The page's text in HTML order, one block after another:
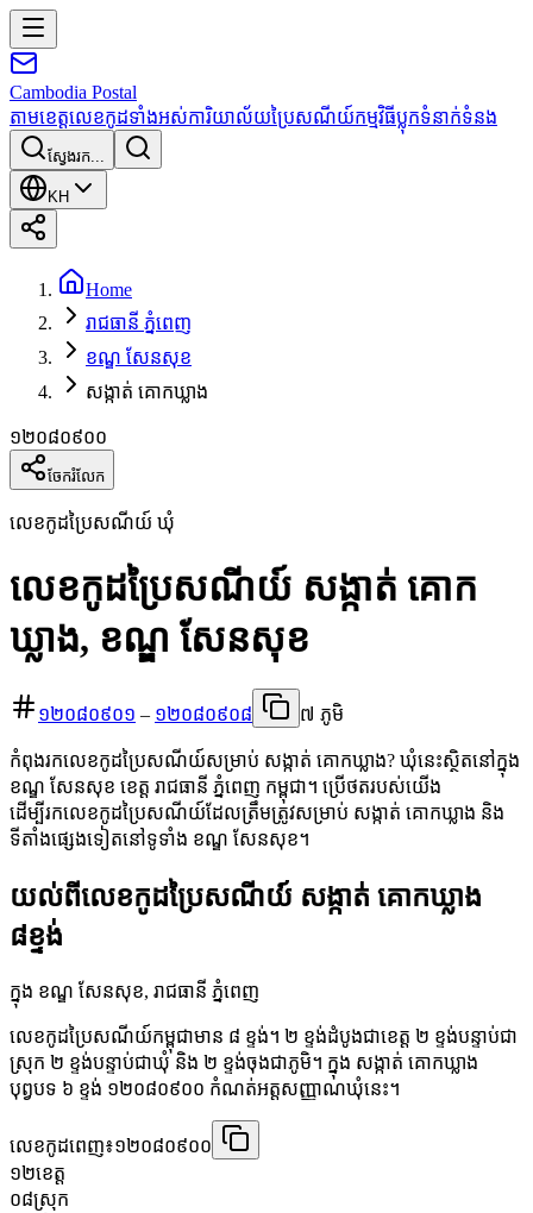
Cambodia Postal
តាមខេត្តលេខកូដទាំងអស់ការិយាល័យប្រៃសណីយ៍កម្មវិធីប្លុកទំនាក់ទំនង
ស្វែងរក...
KH
Home
រាជធានី ភ្នំពេញ
ខណ្ឌ សែនសុខ
សង្កាត់ គោកឃ្លាង
១២០៨០៩០០
ចែករំលែក
លេខកូដប្រៃសណីយ៍ ឃុំ
លេខកូដប្រៃសណីយ៍ សង្កាត់ គោក
ឃ្លាង, ខណ្ឌ សែនសុខ
១២០៨០៩០១ – ១២០៨០៩០៨ ៧ ភូមិ
កំពុងរកលេខកូដប្រៃសណីយ៍សម្រាប់ សង្កាត់ គោកឃ្លាង? ឃុំនេះស្ថិតនៅក្នុង
ខណ្ឌ សែនសុខ ខេត្ត រាជធានី ភ្នំពេញ កម្ពុជា។ ប្រើថតរបស់យើង
ដើម្បីរកលេខកូដប្រៃសណីយ៍ដែលត្រឹមត្រូវសម្រាប់ សង្កាត់ គោកឃ្លាង និង
ទីតាំងផ្សេងទៀតនៅទូទាំង ខណ្ឌ សែនសុខ។
យល់ពីលេខកូដប្រៃសណីយ៍ សង្កាត់ គោកឃ្លាង
៨ខ្ទង់
ក្នុង ខណ្ឌ សែនសុខ, រាជធានី ភ្នំពេញ
លេខកូដប្រៃសណីយ៍កម្ពុជាមាន ៨ ខ្ទង់។ ២ ខ្ទង់ដំបូងជាខេត្ត ២ ខ្ទង់បន្ទាប់ជា
ស្រុក ២ ខ្ទង់បន្ទាប់ជាឃុំ និង ២ ខ្ទង់ចុងជាភូមិ។ ក្នុង សង្កាត់ គោកឃ្លាង
បុព្វបទ ៦ ខ្ទង់ ១២០៨០៩០០ កំណត់អត្តសញ្ញាណឃុំនេះ។
លេខកូដពេញ៖១២០៨០៩០០
១២ខេត្ត
០៨ស្រុក